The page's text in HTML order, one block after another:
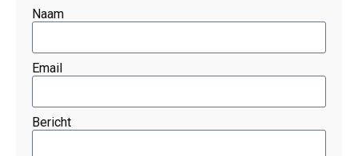
Naam
Email
Bericht